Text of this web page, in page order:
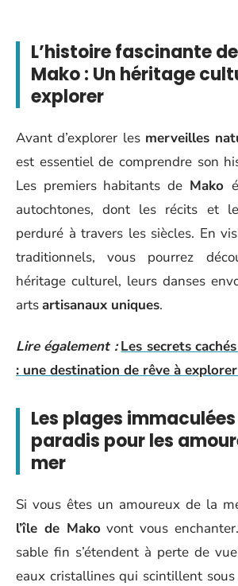
L’histoire fascinante
Mako : Un héritage
explorer
Avant d’explorer les merveilles
est essentiel de comprendre son
Les premiers habitants de Mako
autochtones, dont les récits et
perduré à travers les siècles. En
traditionnels, vous pourrez
héritage culturel, leurs danses
artsartisanaux uniques.
Lire également : Les secrets
: une destination de rêve à
Les plages immaculées
paradis pour les
mer
Si vous êtes un amoureux de la
l’île de Mako vont vous
sable fin s’étendent à perte de
eaux cristallines qui scintillent